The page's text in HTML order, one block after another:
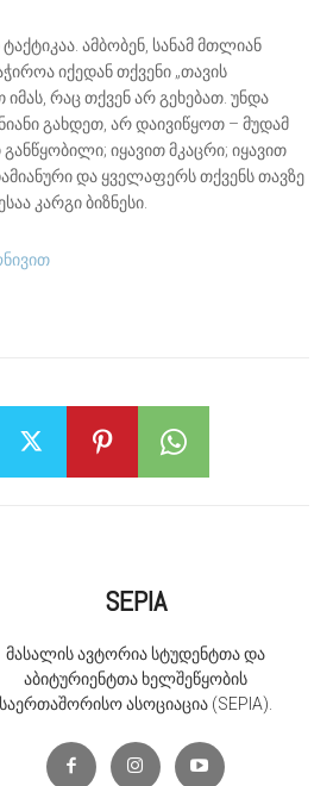
ამბობენ, სანამ მთლიან
იქედან თქვენი „თავის
იმას, რაც თქვენ არ გეხებათ. უნდა
გახდეთ, არ დაივიწყოთ – მუდამ
იყავით მკაცრი; იყავით
და ყველაფერს თქვენს თავზე
კარგი ბიზნესი.
SEPIA
მასალის ავტორია სტუდენტთა და
აბიტურიენტთა ხელშეწყობის
საერთაშორისო ასოციაცია (SEPIA).